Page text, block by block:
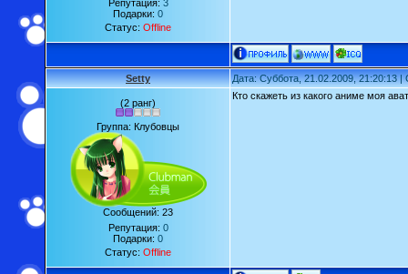
Репутация: 3
Подарки: 0
Статус: Offline
Setty Дата: Суббота, 21.02.2009, 21:20:13
(2 ранг)
Группа: Клубовцы
Сообщений: 23
Репутация: 0
Подарки: 0
Статус: Offline
Кто скажеть из какого аниме моя